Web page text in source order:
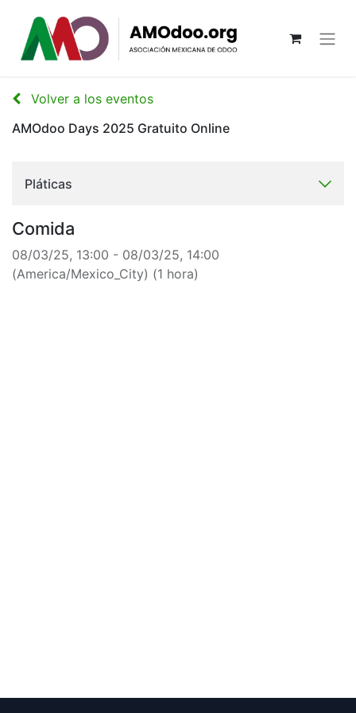
Volver a los eventos
AMOdoo Days 2025 Gratuito Online
Pláticas
Comida
08/03/25, 13:00 - 08/03/25, 14:00
(America/Mexico_City) (1 hora)